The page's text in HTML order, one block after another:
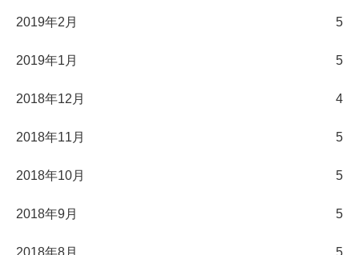
2019年2月 5
2019年1月 5
2018年12月 4
2018年11月 5
2018年10月 5
2018年9月 5
2018年8月 5